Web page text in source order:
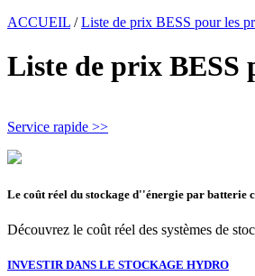
ACCUEIL /Liste de prix BESS pour les
Liste de prix BESS
Service rapide >>
Le coût réel du stockage d''énergie par batterie
Découvrez le coût réel des systèmes de
INVESTIR DANS LE STOCKAGE HYDRO